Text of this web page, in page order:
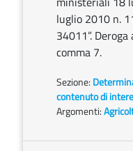
luglio 2010 n.
34011”.
comma 7.
Sezione:
contenuto di
Argomenti: